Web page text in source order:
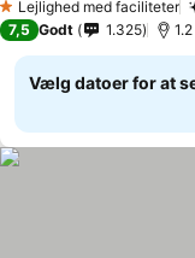
1 Stjerner
Lejlighed med faciliteter
7,5 Godt 1.325
Vælg datoer for at